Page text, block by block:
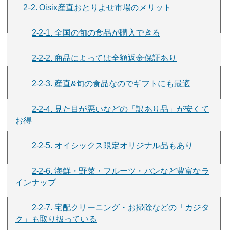
2-2. Oisix産直おとりよせ市場のメリット
2-2-1. 全国の旬の食品が購入できる
2-2-2. 商品によっては全額返金保証あり
2-2-3. 産直&旬の食品なのでギフトにも最適
2-2-4. 見た目が悪いなどの「訳あり品」が安くて
お得
2-2-5. オイシックス限定オリジナル品もあり
2-2-6. 海鮮・野菜・フルーツ・パンなど豊富なラ
インナップ
2-2-7. 宅配クリーニング・お掃除などの「カジタ
ク」も取り扱っている